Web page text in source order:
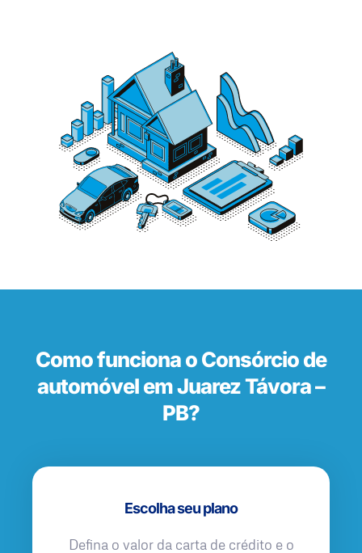
Como funciona o Consórcio de
automóvel em Juarez Távora –
PB?
Escolha seu plano
Defina o valor da carta de crédito e o